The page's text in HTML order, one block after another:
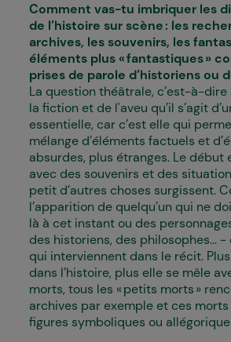
Comment vas-tu imbriquer les
de l’histoire sur scène : les
archives, les souvenirs, les
éléments plus « fantastiques »
prises de parole d’historiens ou
La question théâtrale, c’est-à-
la fiction et de l'aveu qu’il s’agit
essentielle, car c’est elle qui
mélange d’éléments factuels et
absurdes, plus étranges. Le début
avec des souvenirs et des
petit d’autres choses surgissent.
l’apparition de quelqu’un qui ne
là à cet instant ou des
des historiens, des philosophes… -
qui interviennent dans le récit.
dans l’histoire, plus elle se mêle
morts, tous les « petits morts »
archives par exemple et ces
figures symboliques ou